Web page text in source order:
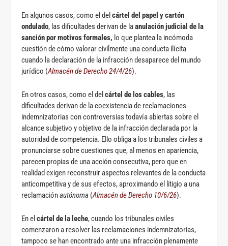
En algunos casos, como el delcártel del papel y cartón
ondulado, las dificultades derivan de laanulación judicial de la
sanción por motivos formales, lo que plantea la incómoda
cuestión de cómo valorar civilmente una conducta ilícita
cuando la declaración de la infracción desaparece del mundo
jurídico (Almacén de Derecho 24/4/26).
En otros casos, como el delcártel de los cables, las
dificultades derivan de la coexistencia de reclamaciones
indemnizatorias con controversias todavía abiertas sobre el
alcance subjetivo y objetivo de la infracción declarada por la
autoridad de competencia. Ello obliga a los tribunales civiles a
pronunciarse sobre cuestiones que, al menos en apariencia,
parecen propias de una acción consecutiva, pero que en
realidad exigen reconstruir aspectos relevantes de la conducta
anticompetitiva y de sus efectos, aproximando el litigio a una
reclamaciónautónoma (Almacén de Derecho 10/6/26).
En elcártel de la leche, cuando los tribunales civiles
comenzaron a resolver las reclamaciones indemnizatorias,
tampoco se han encontrado ante una infracción plenamente